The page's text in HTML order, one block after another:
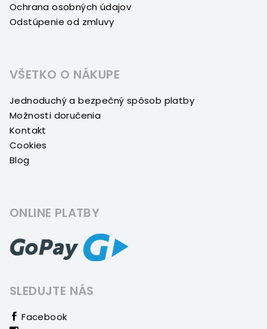
Ochrana osobných údajov
Odstúpenie od zmluvy
VŠETKO O NÁKUPE
Jednoduchý a bezpečný spôsob platby
Možnosti doručenia
Kontakt
Cookies
Blog
ONLINE PLATBY
SLEDUJTE NÁS
Facebook